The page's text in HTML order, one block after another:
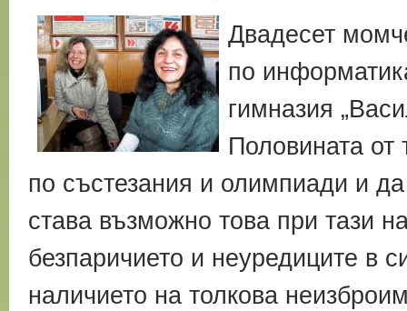
Двадесет
по
гимназия
Половината от
по състезания и олимпиади и
става възможно това при тази
безпаричието и неуредиците в
наличието на толкова